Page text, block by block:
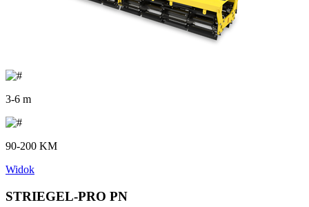
3-6 m
90-200 KM
Widok
STRIEGEL-PRO PN